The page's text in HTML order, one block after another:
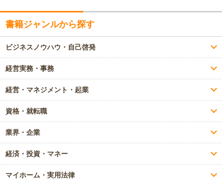
書籍ジャンルから探す
ビジネスノウハウ・自己啓発
経営実務・事務
経営・マネジメント・起業
資格・就転職
業界・企業
経済・投資・マネー
マイホーム・実用法律